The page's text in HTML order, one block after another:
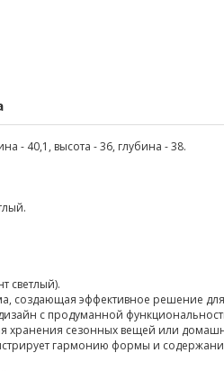
- 40,1, высота - 36, глубина - 38.
светлый).
создающая эффективное решение
с продуманной
хранения сезонных вещей или
гармонию формы и